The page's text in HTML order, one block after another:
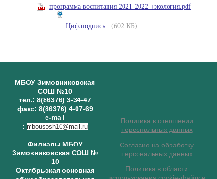
программа воспитания 2021-2022 +экология.pdf
Циф.подпись (602 КБ)
МБОУ Зимовниковская
СОШ №10
тел.: 8(86376) 3-34-47
факс: 8(86376) 4-07-69
e-mail
: mbousosh10@mail.ru
Филиалы МБОУ
Зимовниковская СОШ №
10
Октябрьская основная
Политика в отношении
персональных данных
Согласие на обработку
персональных данных
Политика в области